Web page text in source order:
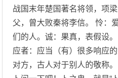
战国末年楚国著名将领，项
父，曾大败秦将李信。 怜：
们的人。诚：果真，表假设
应者：应当（有）很多响应
对方，古人对于别人的敬称